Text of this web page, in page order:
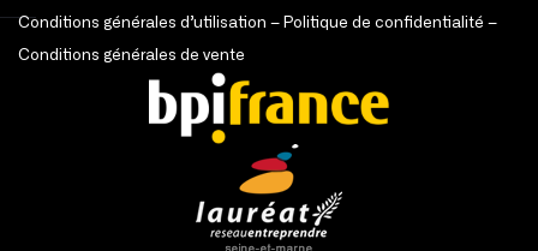
Conditions générales d’utilisation – Politique de confidentialité –
Conditions générales de vente